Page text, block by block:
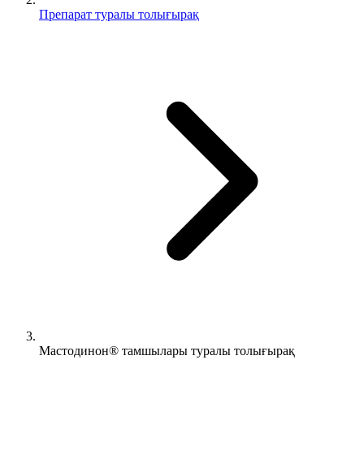
Препарат туралы толығырақ
Мастодинон® тамшылары туралы толығырақ